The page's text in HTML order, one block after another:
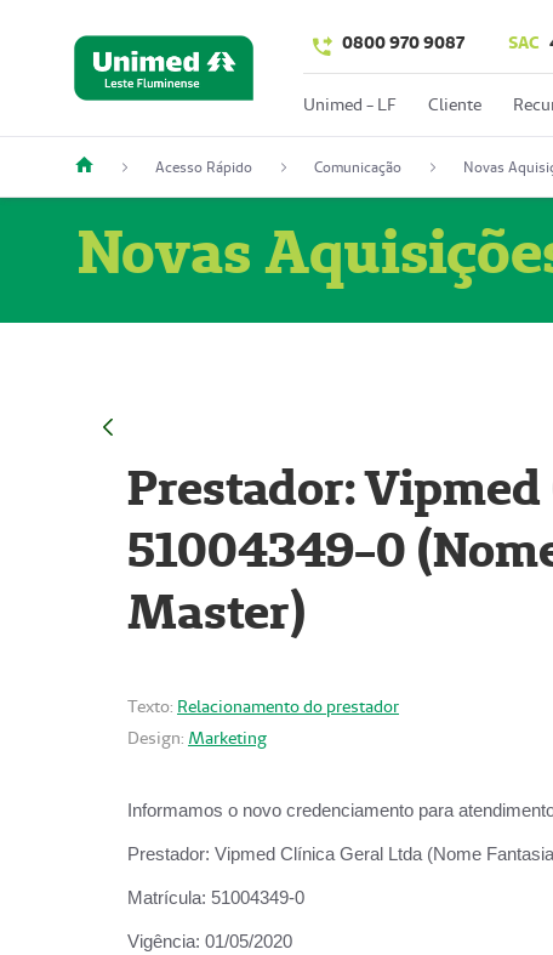
0800 970 9087 SAC
Unimed - LF Cliente
Acesso Rápido Comunicação Novas
Novas
Prestador:
51004349-0
Master)
Texto: Relacionamento do prestador
Design: Marketing
Informamos o novo credenciamento para
Prestador: Vipmed Clínica Geral Ltda (Nome
Matrícula: 51004349-0
Vigência: 01/05/2020